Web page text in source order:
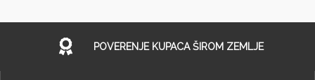
POVERENJE KUPACA ŠIROM ZEMLJE